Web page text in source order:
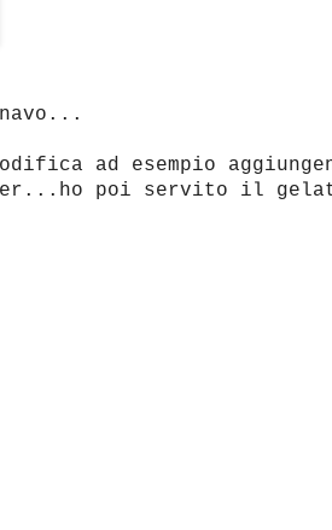
ad esempio
poi servito il